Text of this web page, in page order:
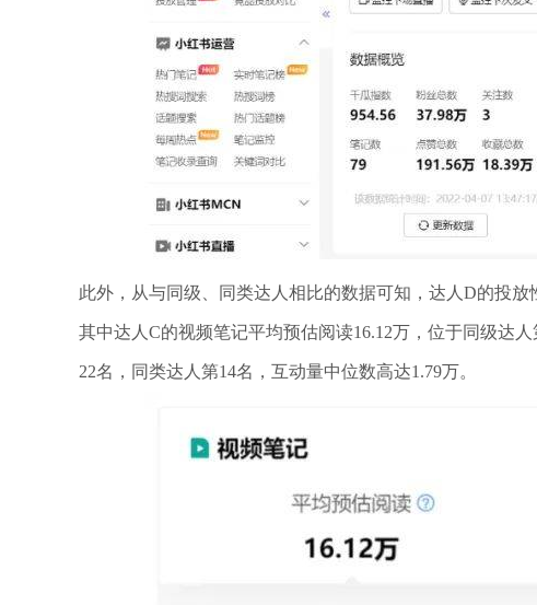
此外，从与同级、同类达人相比的数据可知，达人D的投放
其中达人C的视频笔记平均预估阅读16.12万，位于同级达
22名，同类达人第14名，互动量中位数高达1.79万。